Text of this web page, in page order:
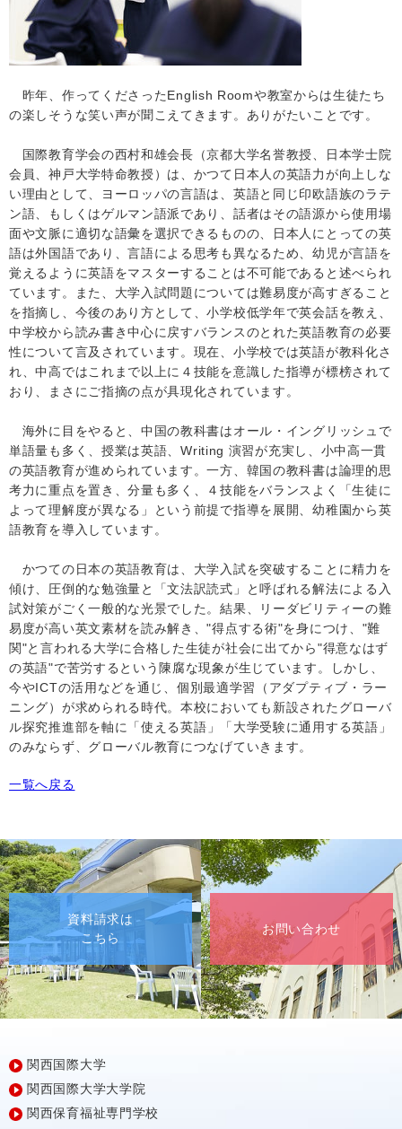
昨年、 作ってくださったEnglish Roomや教室からは生徒たち
の楽しそうな笑い声が聞こえてきます。ありがたいことです。
国際教育学会の西村和雄会長（京都大学名誉教授、日本学士院
会員、神戸大学特命教授）は、かつて日本人の英語力が向上しな
い理由として、ヨーロッパの言語は、英語と同じ印欧語族のラテ
ン語、もしくはゲルマン語派であり、話者はその語源から使用場
面や文脈に適切な語彙を選択できるものの、日本人にとっての英
語は外国語であり、言語による思考も異なるため、幼児が言語を
覚えるように英語をマスターすることは不可能であると述べられ
ています。また、大学入試問題については難易度が高すぎること
を指摘し、今後のあり方として、小学校低学年で英会話を教え、
中学校から読み書き中心に戻すバランスのとれた英語教育の必要
性について言及されています。現在、小学校では英語が教科化さ
れ、中高ではこれまで以上に４技能を意識した指導が標榜されて
おり、まさにご指摘の点が具現化されています。
海外に目をやると、中国の教科書はオール・イングリッシュで
単語量も多く、授業は英語、Writing 演習が充実し、小中高一貫
の英語教育が進められています。一方、韓国の教科書は論理的思
考力に重点を置き、分量も多く、４技能をバランスよく「生徒に
よって理解度が異なる」という前提で指導を展開、幼稚園から英
語教育を導入しています。
かつての日本の英語教育は、大学入試を突破することに精力を
傾け、圧倒的な勉強量と「文法訳読式」と呼ばれる解法による入
試対策がごく一般的な光景でした。結果、リーダビリティーの難
易度が高い英文素材を読み解き、"得点する術"を身につけ、"難
関"と言われる大学に合格した生徒が社会に出てから"得意なはず
の英語"で苦労するという陳腐な現象が生じています。しかし、
今やICTの活用などを通じ、個別最適学習（アダプティブ・ラー
ニング）が求められる時代。本校においても新設されたグローバ
ル探究推進部を軸に 「使える英語」「大学受験に通用する英語」
のみならず、グローバル教育につなげていきます。
一覧へ戻る
資料請求は
こちら
お問い合わせ
関西国際大学
関西国際大学大学院
関西保育福祉専門学校